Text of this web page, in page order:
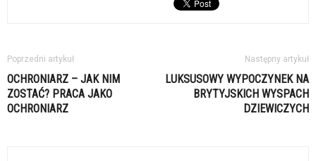
Poprzedni artykuł
OCHRONIARZ – JAK NIM
ZOSTAĆ? PRACA JAKO
OCHRONIARZ
Następny artykuł
LUKSUSOWY WYPOCZYNEK NA
BRYTYJSKICH WYSPACH
DZIEWICZYCH